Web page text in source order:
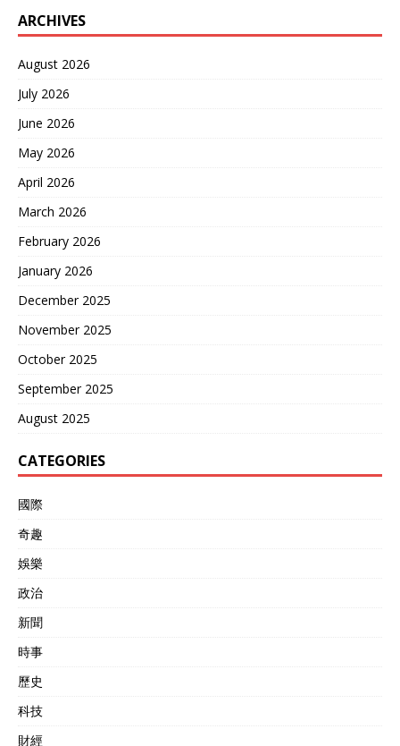
ARCHIVES
August 2026
July 2026
June 2026
May 2026
April 2026
March 2026
February 2026
January 2026
December 2025
November 2025
October 2025
September 2025
August 2025
CATEGORIES
國際
奇趣
娛樂
政治
新聞
時事
歷史
科技
財經